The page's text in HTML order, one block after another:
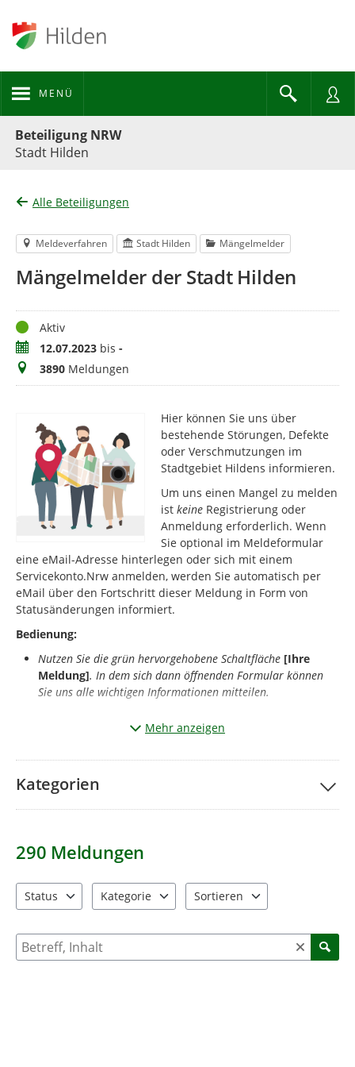
MENÜ
Beteiligung NRW
Stadt Hilden
Alle Beteiligungen
Meldeverfahren Stadt Hilden Mängelmelder
Mängelmelder der Stadt Hilden
StatusAktiv
Zeitraum12.07.2023 bis -
Meldungen
3890 Meldungen
Hier können Sie uns über
bestehende Störungen, Defekte
oder Verschmutzungen im
Stadtgebiet Hildens informieren.
Um uns einen Mangel zu melden
istkeine Registrierung oder
Anmeldung erforderlich. Wenn
Sie optional im Meldeformular
eine eMail-Adresse hinterlegen oder sich mit einem
Servicekonto.Nrw anmelden, werden Sie automatisch per
eMail über den Fortschritt dieser Meldung in Form von
Statusänderungen informiert.
Bedienung:
Nutzen Sie die grün hervorgehobene Schaltfläche [Ihre
Meldung]. In dem sich dann öffnenden Formular können
Sie uns alle wichtigen Informationen mitteilen.
Sie möchten ein Foto senden? Beachten Sie bitte,
oderKfz-Kennzeichen
Mehr anzeigen
Kategorien
290 Meldungen
Status
Kategorie
Sortieren
Suche nach Meldungen und Kommentaren